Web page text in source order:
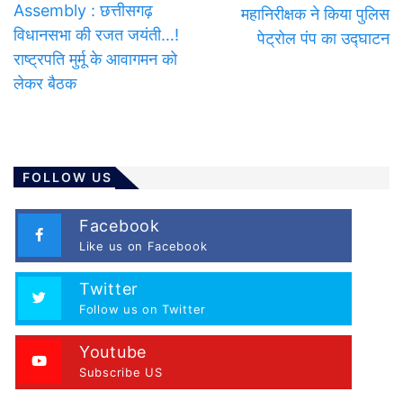
Assembly : छत्तीसगढ़
विधानसभा की रजत जयंती…!
राष्ट्रपति मुर्मू के आवागमन को
लेकर बैठक
महानिरीक्षक ने किया पुलिस
पेट्रोल पंप का उद्घाटन
FOLLOW US
Facebook
Like us on Facebook
Twitter
Follow us on Twitter
Youtube
Subscribe US